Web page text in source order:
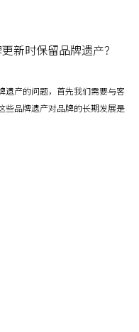
新时保留品牌遗产？
遗产的问题，首先我们需要与客
些品牌遗产对品牌的长期发展是